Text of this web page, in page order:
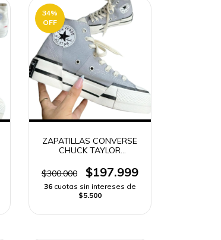
34%
OFF
ZAPATILLAS CONVERSE
CHUCK TAYLOR
$300.000
$197.999
36 cuotas sin intereses de
$5.500